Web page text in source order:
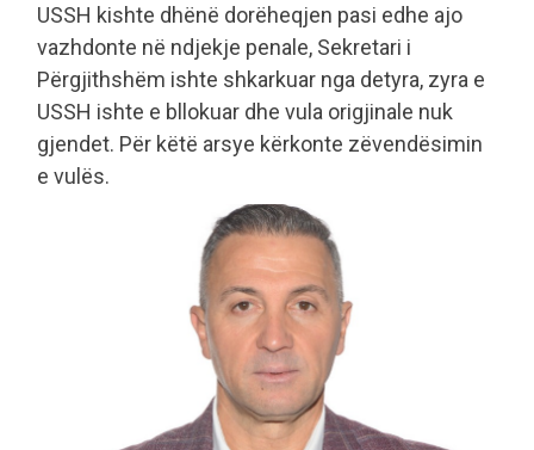
USSH kishte dhënë dorëheqjen pasi edhe ajo
vazhdonte në ndjekje penale, Sekretari i
Përgjithshëm ishte shkarkuar nga detyra, zyra e
USSH ishte e bllokuar dhe vula origjinale nuk
gjendet. Për këtë arsye kërkonte zëvendësimin
e vulës.